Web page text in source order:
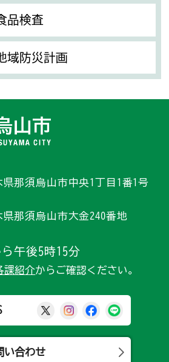
品検査
域防災計画
県那須烏山市中央1丁目1番1号
県那須烏山市大金240番地
午後5時15分
課紹介からご確認ください。
那須烏山市公式X
那須烏山市公式
那須烏山市
い合わせ